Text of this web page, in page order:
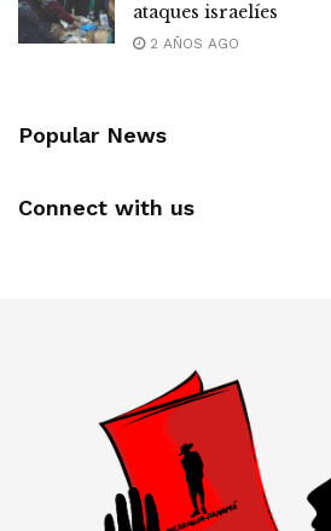
ataques israelíes
2 AÑOS AGO
Popular News
Connect with us